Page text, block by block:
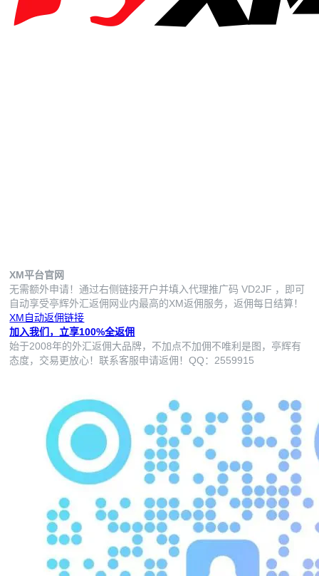
XM平台官网
无需额外申请！通过右侧链接开户并填入代理推广码VD2JF ，即可
自动享受亭辉外汇返佣网业内最高的XM返佣服务，返佣每日结算！
XM自动返佣链接
加入我们，立享100%全返佣
始于2008年的外汇返佣大品牌，不加点不加佣不唯利是图，亭辉有
态度，交易更放心！联系客服申请返佣！QQ：2559915